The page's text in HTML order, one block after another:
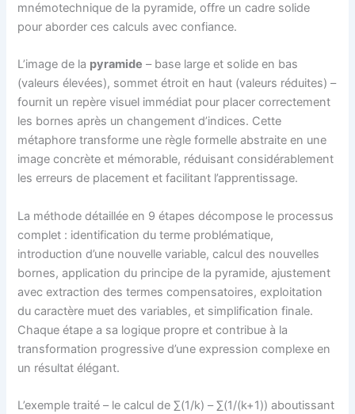
mnémotechnique de la pyramide, offre un cadre solide
pour aborder ces calculs avec confiance.
L’image de la pyramide – base large et solide en bas
(valeurs élevées), sommet étroit en haut (valeurs réduites) –
fournit un repère visuel immédiat pour placer correctement
les bornes après un changement d’indices. Cette
métaphore transforme une règle formelle abstraite en une
image concrète et mémorable, réduisant considérablement
les erreurs de placement et facilitant l’apprentissage.
La méthode détaillée en 9 étapes décompose le processus
complet : identification du terme problématique,
introduction d’une nouvelle variable, calcul des nouvelles
bornes, application du principe de la pyramide, ajustement
avec extraction des termes compensatoires, exploitation
du caractère muet des variables, et simplification finale.
Chaque étape a sa logique propre et contribue à la
transformation progressive d’une expression complexe en
un résultat élégant.
L’exemple traité – le calcul de ∑(1/k) – ∑(1/(k+1)) aboutissant